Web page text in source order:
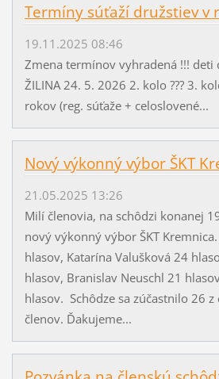
Termíny súťaží družstiev v
19.11.2025 08:46
Zmena termínov vyhradená !!! deti
ŽILINA 24. 5. 2026 2. kolo ??? 3.
rokov (reg. súťaže + celoslovené...
Nový výkonný výbor ŠKT
21.05.2025 13:26
Milí členovia, na schôdzi konanej
nový výkonný výbor ŠKT
hlasov, Katarína Valušková 24
hlasov, Branislav Neuschl 21
hlasov. Schôdze sa zúčastnilo 26
členov. Ďakujeme...